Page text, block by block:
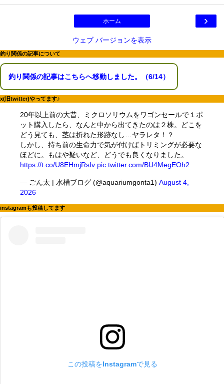
素手でコリドラスを追いかけまわした結果、激痛・悶絶そして反省
湧き水水槽を作るつもりが、大きなクレーターを作ってしまった君へ
（4/22）
›
ホーム
ウェブ バージョンを表示
釣り関係の記事について
釣り関係の記事はこちらへ移動しました。（6/14）
x(旧twitter)やってます♪
20年以上前の大昔、ミクロソリウムをワゴンセールで１ポ
ット購入したら、なんと中から出てきたのは２株。どこを
どう見ても、茎は折れた形跡なし…ヤラレタ！？
しかし、持ち前の生命力で気が付けばトリミングが必要な
ほどに。もはや疑いなど、どうでも良くなりました。
https://t.co/U8EHmjRsIv pic.twitter.com/BU4MegEOh2
— ごん太 | 水槽ブログ (@aquariumgonta1) August 4,
2026
instagramも投稿してます
この投稿をInstagramで見る